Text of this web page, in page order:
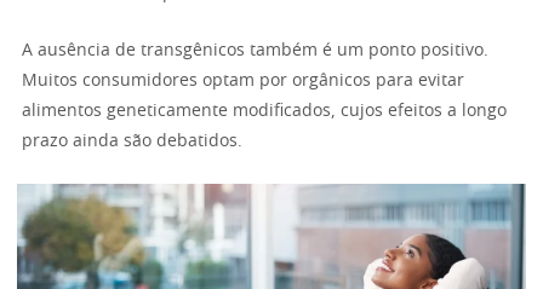
A ausência de transgênicos também é um ponto positivo.
Muitos consumidores optam por orgânicos para evitar
alimentos geneticamente modificados, cujos efeitos a longo
prazo ainda são debatidos.